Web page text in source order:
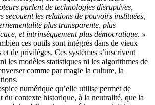
parlent de technologies disruptives,
secouent les relations de pouvoirs instituées,
plus transparente, plus
et intrinsèquement plus démocratique. »
ces outils sont intégrés dans de vieux
de privilèges. Ces systèmes s’inscrivent
les modèles statistiques ni les algorithmes de
comme par magie la culture, la
numérique qu’elle utilise permet de
du contexte historique, à la neutralité, que la